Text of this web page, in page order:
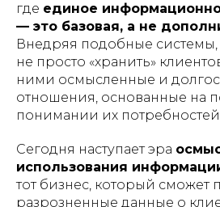
где единое
— это базовая, а не
Внедряя подобные системы,
не просто «хранить»
ними осмысленные и
отношения, основанные на
понимании их
Сегодня наступает эра
использования
тот бизнес, который сможет
разрозненные данные о